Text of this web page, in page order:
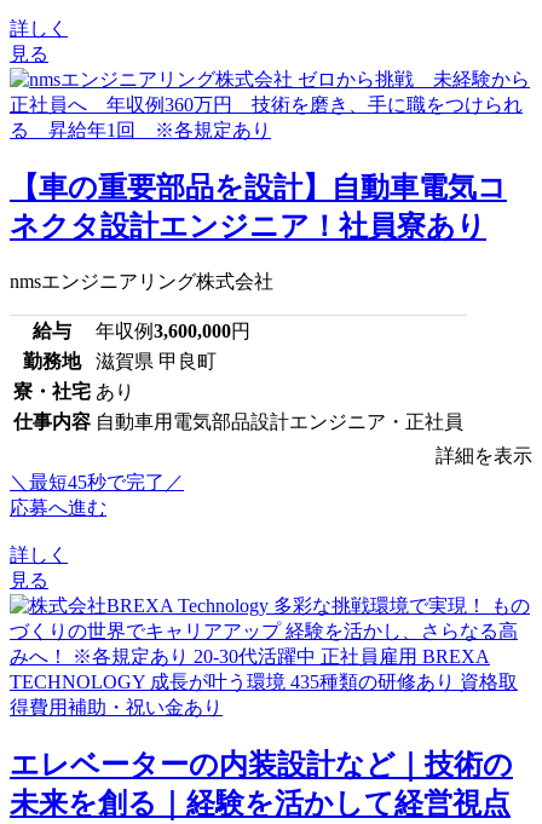
詳しく
見る
【車の重要部品を設計】自動車電気コ
ネクタ設計エンジニア！社員寮あり
nmsエンジニアリング株式会社
給与 年収例3,600,000円
勤務地
滋賀県 甲良町
寮・社宅 あり
仕事内容 自動車用電気部品設計エンジニア・正社員
詳細を表示
＼最短45秒で完了／
応募へ進む
詳しく
見る
エレベーターの内装設計など｜技術の
未来を創る｜経験を活かして経営視点